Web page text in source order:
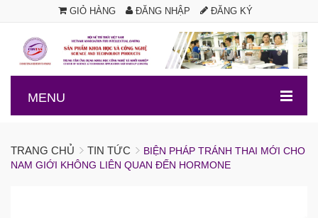
GIỎ HÀNG ĐĂNG NHẬP ĐĂNG KÝ
.
MENU
TRANG CHỦ TIN TỨC
BIỆN PHÁP TRÁNH THAI MỚI CHO
NAM GIỚI KHÔNG LIÊN QUAN ĐẾN HORMONE